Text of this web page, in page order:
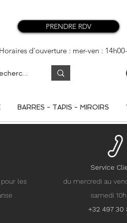
PRENDRE RDV
Horaires d'ouverture : mer-ven :
BARRES - TAPIS - MIROIRS
les
Service
du mercredi au
samedi
+32 497 30